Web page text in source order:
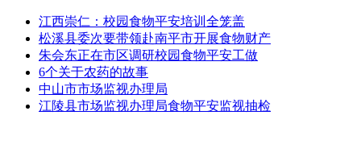
江西崇仁：校园食物平安培训全笼盖
松溪县委次要带领赴南平市开展食物财产
朱会东正在市区调研校园食物平安工做
6个关于农药的故事
中山市市场监视办理局
江陵县市场监视办理局食物平安监视抽检